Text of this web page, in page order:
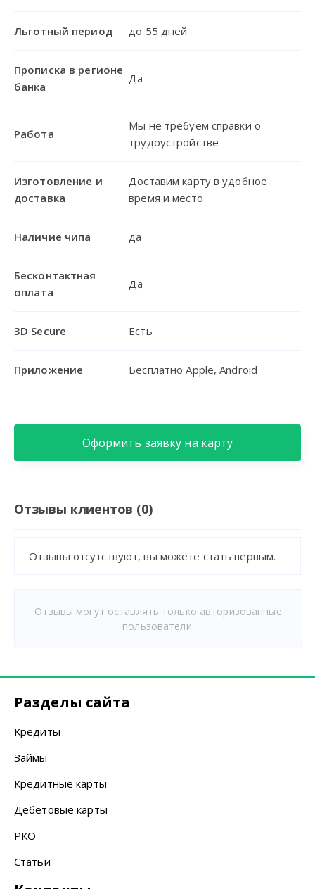
Льготный период до 55 дней
Прописка в регионе
банка
Да
Работа
Мы не требуем справки о
трудоустройстве
Изготовление и
доставка
Доставим карту в удобное
время и место
Наличие чипа да
Бесконтактная
оплата
Да
3D Secure Есть
Приложение Бесплатно Apple, Android
Оформить заявку на карту
Отзывы клиентов (0)
Отзывы отсутствуют, вы можете стать первым.
Отзывы могут оставлять только авторизованные
пользователи.
Разделы сайта
Кредиты
Займы
Кредитные карты
Дебетовые карты
РКО
Статьи